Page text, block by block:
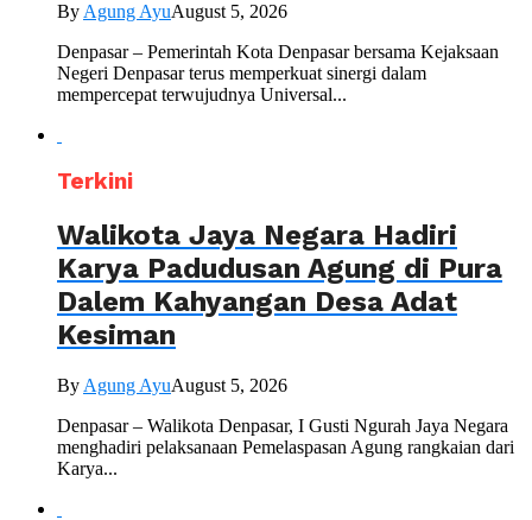
By Agung AyuAugust 5, 2026
Denpasar – Pemerintah Kota Denpasar bersama Kejaksaan
Negeri Denpasar terus memperkuat sinergi dalam
mempercepat terwujudnya Universal...
Terkini
Walikota Jaya Negara Hadiri
Karya Padudusan Agung di Pura
Dalem Kahyangan Desa Adat
Kesiman
By Agung AyuAugust 5, 2026
Denpasar – Walikota Denpasar, I Gusti Ngurah Jaya Negara
menghadiri pelaksanaan Pemelaspasan Agung rangkaian dari
Karya...